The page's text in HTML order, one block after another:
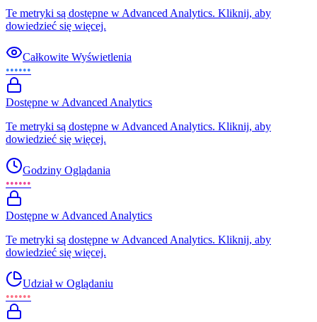
Te metryki są dostępne w Advanced Analytics. Kliknij, aby
dowiedzieć się więcej.
Całkowite Wyświetlenia
••••••
Dostępne w Advanced Analytics
Te metryki są dostępne w Advanced Analytics. Kliknij, aby
dowiedzieć się więcej.
Godziny Oglądania
••••••
Dostępne w Advanced Analytics
Te metryki są dostępne w Advanced Analytics. Kliknij, aby
dowiedzieć się więcej.
Udział w Oglądaniu
••••••